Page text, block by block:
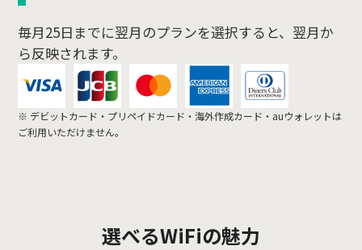
毎月25日までに翌月のプランを選択すると、翌月か
ら反映されます。
※ デビットカード・プリペイドカード・海外作成カード・auウォレットは
ご利用いただけません。
選べるWiFiの魅力